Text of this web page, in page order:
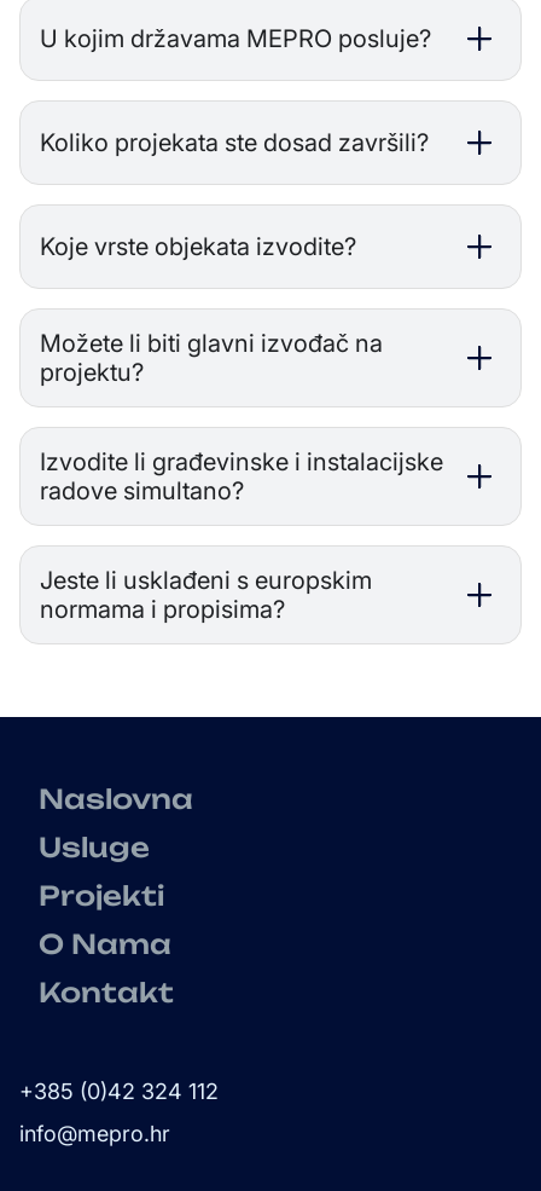
U kojim državama MEPRO posluje?
Koliko projekata ste dosad završili?
Koje vrste objekata izvodite?
Možete li biti glavni izvođač na
projektu?
Izvodite li građevinske i instalacijske
radove simultano?
Jeste li usklađeni s europskim
normama i propisima?
Naslovna
Usluge
Projekti
O Nama
Kontakt
+385 (0)42 324 112
info@mepro.hr